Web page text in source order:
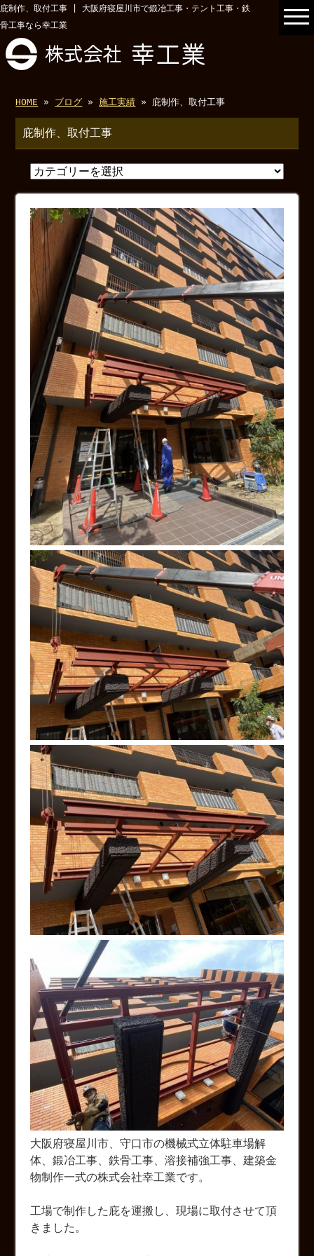
庇制作、取付工事 | 大阪府寝屋川市で鍛冶工事・テント工事・鉄
骨工事なら幸工業
HOME » ブログ »施工実績 » 庇制作、取付工事
庇制作、取付工事
大阪府寝屋川市、守口市の機械式立体駐車場解
体、鍛冶工事、鉄骨工事、溶接補強工事、建築金
物制作一式の株式会社幸工業です。
工場で制作した庇を運搬し、現場に取付させて頂
きました。